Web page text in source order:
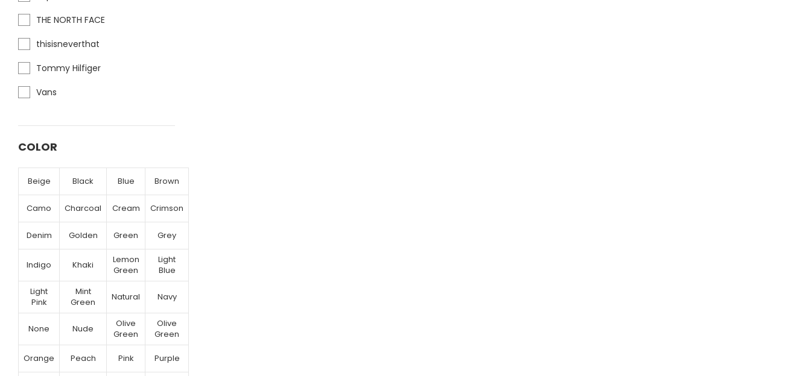
THE NORTH FACE
thisisneverthat
Tommy Hilfiger
Vans
COLOR
Beige Black Blue Brown
Camo Charcoal Cream Crimson
Denim Golden Green Grey
Indigo Khaki
Lemon
Green
Light
Blue
Light
Pink
Mint
Green
Natural Navy
None Nude
Olive
Green
Olive
Green
Orange Peach Pink Purple